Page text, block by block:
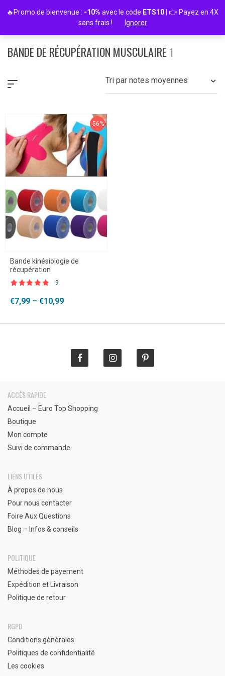
BANDE DE RÉCUPÉRATION MUSCULAIRE 1
Tri par notes moyennes
-56%
Bande kinésiologie de
récupération
sur
9
€7,99 – €10,99
Plage
ACCÈS RAPIDE
Accueil – Euro Top Shopping
Boutique
Mon compte
Suivi de commande
LIENS UTILES
À propos de nous
Pour nous contacter
Foire Aux Questions
Blog – Infos & conseils
POLITIQUE
Méthodes de payement
Expédition et Livraison
Politique de retour
RGPD
Conditions générales
Politiques de confidentialité
Les cookies
🔥Promo de bienvenue : -10% avec le code ETS10 | 👉 Payez en 4X
sans frais !
Ignorer